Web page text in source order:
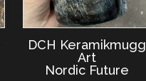
DCH Keramikmugg
Art
Nordic Future